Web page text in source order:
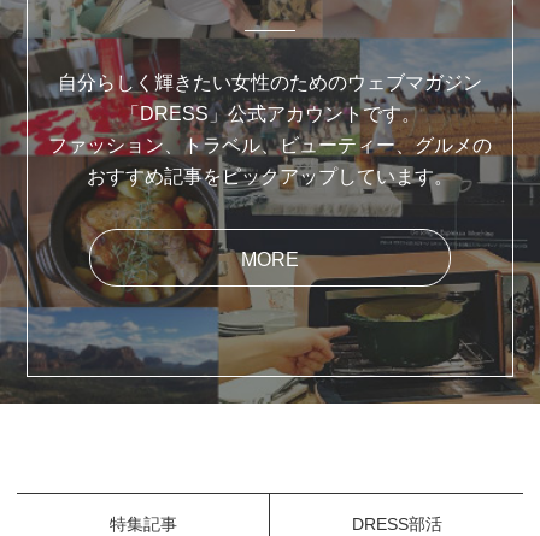
自分らしく輝きたい女性のためのウェブマガジン
「DRESS」公式アカウントです。
ファッション、トラベル、ビューティー、グルメの
おすすめ記事をピックアップしています。
MORE
特集記事 DRESS部活